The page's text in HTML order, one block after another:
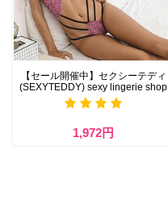
【セール開催中】セクシーテディ
(SEXYTEDDY) sexy lingerie shop
1,972円